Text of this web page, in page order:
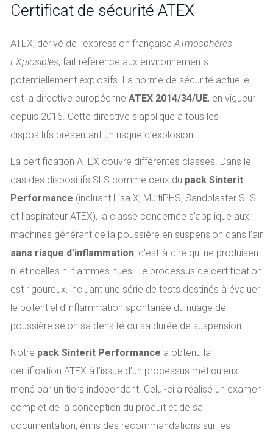
Certificat de sécurité ATEX
ATEX, dérivé de l’expression françaiseATmosphères
EXplosibles, fait référence aux environnements
potentiellement explosifs. La norme de sécurité actuelle
est la directive européenne ATEX 2014/34/UE, en vigueur
depuis 2016. Cette directive s’applique à tous les
dispositifs présentant un risque d’explosion.
La certification ATEX couvre différentes classes. Dans le
cas des dispositifs SLS comme ceux du pack Sinterit
Performance (incluant Lisa X, MultiPHS, Sandblaster SLS
et l’aspirateur ATEX), la classe concernée s’applique aux
machines générant de la poussière en suspension dans l’air
sans risque d’inflammation, c’est-à-dire qui ne produisent
ni étincelles ni flammes nues. Le processus de certification
est rigoureux, incluant une série de tests destinés à évaluer
le potentiel d’inflammation spontanée du nuage de
poussière selon sa densité ou sa durée de suspension.
Notre pack Sinterit Performance a obtenu la
certification ATEX à l’issue d’un processus méticuleux
mené par un tiers indépendant. Celui-ci a réalisé un examen
complet de la conception du produit et de sa
documentation, émis des recommandations sur les